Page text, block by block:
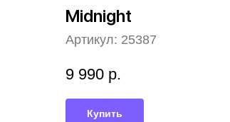
Midnight
Артикул: 25387
9 990 р.
Купить